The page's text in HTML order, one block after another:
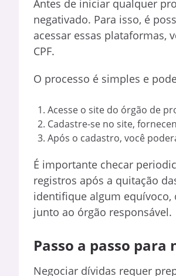
Antes de iniciar qualquer
negativado. Para isso, é
acessar essas plataformas,
CPF.
O processo é simples e
Acesse o site do órgão de
Cadastre-se no site,
Após o cadastro, você
É importante checar
registros após a quitação
identifique algum
junto ao órgão responsável.
Passo a passo
Negociar dívidas requer